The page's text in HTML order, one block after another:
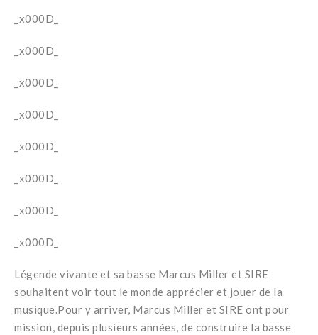
_x000D_
_x000D_
_x000D_
_x000D_
_x000D_
_x000D_
_x000D_
_x000D_
Légende vivante et sa basse Marcus Miller et SIRE
souhaitent voir tout le monde apprécier et jouer de la
musique.Pour y arriver, Marcus Miller et SIRE ont pour
mission, depuis plusieurs années, de construire la basse